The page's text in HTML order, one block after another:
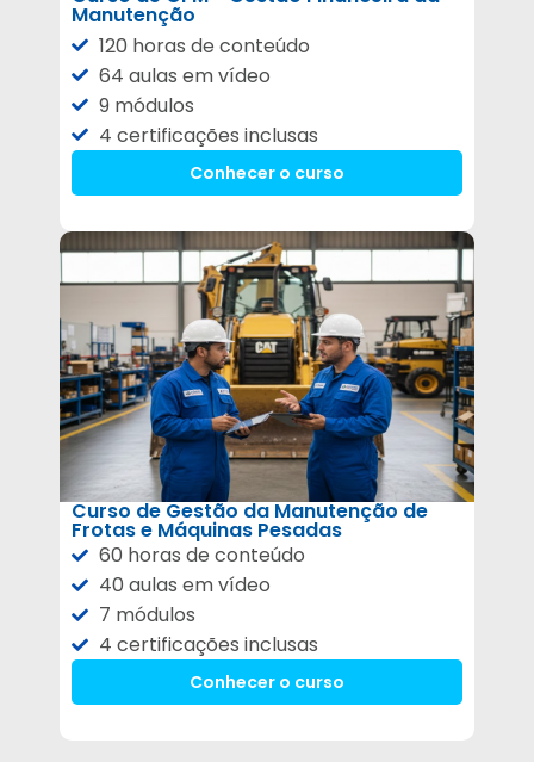
Manutenção
120 horas de conteúdo
64 aulas em vídeo
9 módulos
4 certificações inclusas
Conhecer o curso
Curso de Gestão da Manutenção de
Frotas e Máquinas Pesadas
60 horas de conteúdo
40 aulas em vídeo
7 módulos
4 certificações inclusas
Conhecer o curso